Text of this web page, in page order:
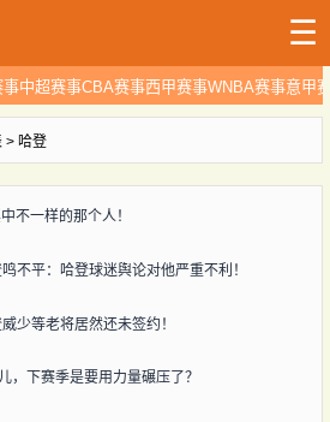
☰
事中超赛事CBA赛事西甲赛事WNBA赛事意甲
> 哈登
不一样的那个人！
不平：哈登球迷舆论对他严重不利！
少等老将居然还未签约！
，下赛季是要用力量碾压了？